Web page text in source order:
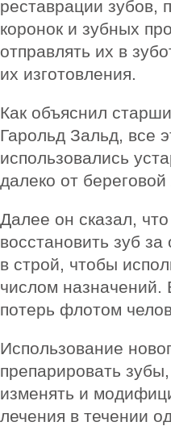
реставрации зубов,
коронок и зубных
отправлять их в
их изготовления.
Как объяснил
Гарольд Зальд, все
использовались
далеко от
Далее он сказал,
восстановить зуб
в строй, чтобы
числом назначений.
потерь флотом
Использование
препарировать
изменять и
лечения в течении